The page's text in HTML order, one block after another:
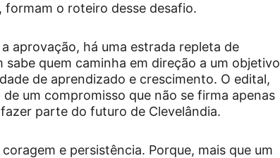
formam o roteiro desse desafio.
aprovação, há uma estrada repleta de
quem caminha em direção a um objetivo
de aprendizado e crescimento. O edital,
um compromisso que não se firma apenas
parte do futuro de Clevelândia.
e persistência. Porque, mais que um